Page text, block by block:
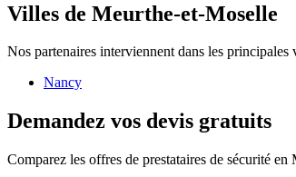
Villes de Meurthe-et-Moselle
Nos partenaires interviennent dans les principales
Nancy
Demandez vos devis gratuits
Comparez les offres de prestataires de sécurité